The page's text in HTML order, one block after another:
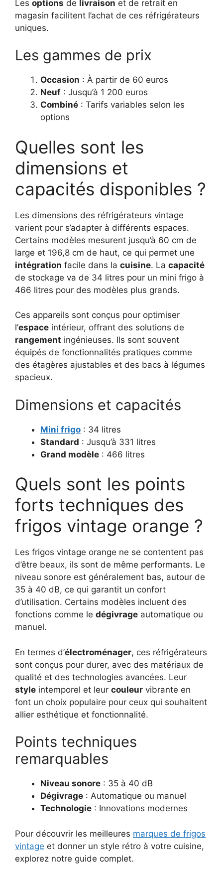
Les options de livraison et de retrait en
magasin facilitent l’achat de ces réfrigérateurs
uniques.
Les gammes de prix
Occasion : À partir de 60 euros
Neuf : Jusqu’à 1 200 euros
Combiné : Tarifs variables selon les
options
Quelles sont les
dimensions et
capacités disponibles ?
Les dimensions des réfrigérateurs vintage
varient pour s’adapter à différents espaces.
Certains modèles mesurent jusqu’à 60 cm de
large et 196,8 cm de haut, ce qui permet une
intégration facile dans la cuisine. La capacité
de stockage va de 34 litres pour un mini frigo à
466 litres pour des modèles plus grands.
Ces appareils sont conçus pour optimiser
l’espace intérieur, offrant des solutions de
rangement ingénieuses. Ils sont souvent
équipés de fonctionnalités pratiques comme
des étagères ajustables et des bacs à légumes
spacieux.
Dimensions et capacités
Mini frigo : 34 litres
Standard : Jusqu’à 331 litres
Grand modèle : 466 litres
Quels sont les points
forts techniques des
frigos vintage orange ?
Les frigos vintage orange ne se contentent pas
d’être beaux, ils sont de même performants. Le
niveau sonore est généralement bas, autour de
35 à 40 dB, ce qui garantit un confort
d’utilisation. Certains modèles incluent des
fonctions comme le dégivrage automatique ou
manuel.
En termes d’électroménager, ces réfrigérateurs
sont conçus pour durer, avec des matériaux de
qualité et des technologies avancées. Leur
style intemporel et leur couleur vibrante en
font un choix populaire pour ceux qui souhaitent
allier esthétique et fonctionnalité.
Points techniques
remarquables
Niveau sonore : 35 à 40 dB
Dégivrage : Automatique ou manuel
Technologie : Innovations modernes
Pour découvrir les meilleures marques de frigos
vintage et donner un style rétro à votre cuisine,
explorez notre guide complet.